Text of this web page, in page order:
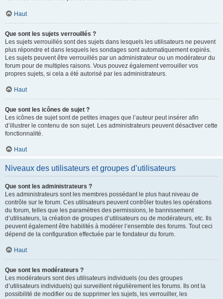
Haut
Que sont les sujets verrouillés ?
Les sujets verrouillés sont des sujets dans lesquels les utilisateurs ne peuvent
plus répondre et dans lesquels les sondages sont automatiquement expirés.
Les sujets peuvent être verrouillés par un administrateur ou un modérateur du
forum pour de multiples raisons. Vous pouvez également verrouiller vos
propres sujets, si cela a été autorisé par les administrateurs.
Haut
Que sont les icônes de sujet ?
Les icônes de sujet sont de petites images que l’auteur peut insérer afin
d’illustrer le contenu de son sujet. Les administrateurs peuvent désactiver cette
fonctionnalité.
Haut
Niveaux des utilisateurs et groupes d’utilisateurs
Que sont les administrateurs ?
Les administrateurs sont les membres possédant le plus haut niveau de
contrôle sur le forum. Ces utilisateurs peuvent contrôler toutes les opérations
du forum, telles que les paramètres des permissions, le bannissement
d’utilisateurs, la création de groupes d’utilisateurs ou de modérateurs, etc. Ils
peuvent également être habilités à modérer l’ensemble des forums. Tout ceci
dépend de la configuration effectuée par le fondateur du forum.
Haut
Que sont les modérateurs ?
Les modérateurs sont des utilisateurs individuels (ou des groupes
d’utilisateurs individuels) qui surveillent régulièrement les forums. Ils ont la
possibilité de modifier ou de supprimer les sujets, les verrouiller, les